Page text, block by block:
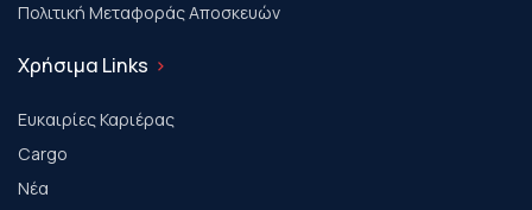
Πολιτική Μεταφοράς Αποσκευών
Χρήσιμα Links
Ευκαιρίες Καριέρας
Cargo
Νέα